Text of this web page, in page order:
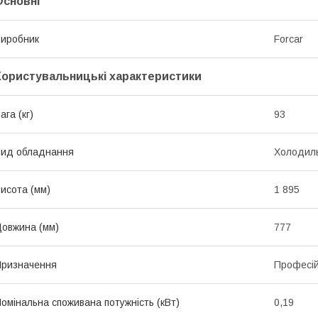
Forcar
характеристики
(кг) 93
обладнання
(мм) 1 895
(мм) 777
споживана потужність (кВт) 0,19